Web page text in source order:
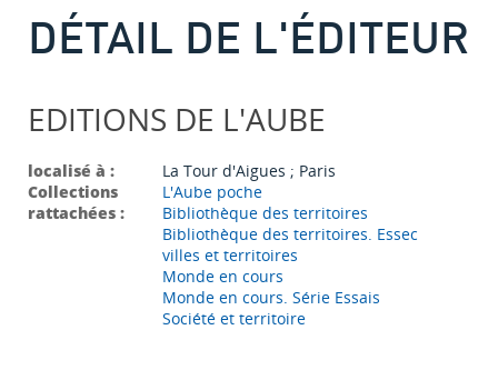
DÉTAIL DE L'ÉDITEUR
EDITIONS DE L'AUBE
localisé à :
La Tour d'Aigues ; Paris
Collections
rattachées :
L'Aube poche
Bibliothèque des territoires
Bibliothèque des territoires. Essec
villes et territoires
Monde en cours
Monde en cours. Série Essais
Société et territoire